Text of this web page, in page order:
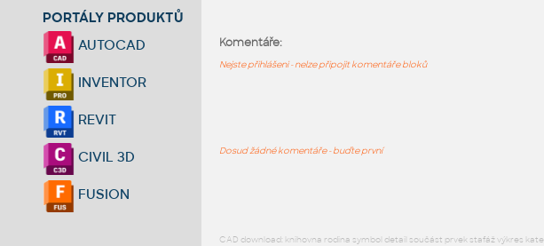
PORTÁLY PRODUKTŮ
AUTOCAD
INVENTOR
REVIT
CIVIL 3D
FUSION
Komentáře:
Nejste přihlášeni - nelze připojit komentáře bloků
Dosud žádné komentáře - buďte první
CAD download: knihovna rodina symbol detail součást prvek stafáž výkres